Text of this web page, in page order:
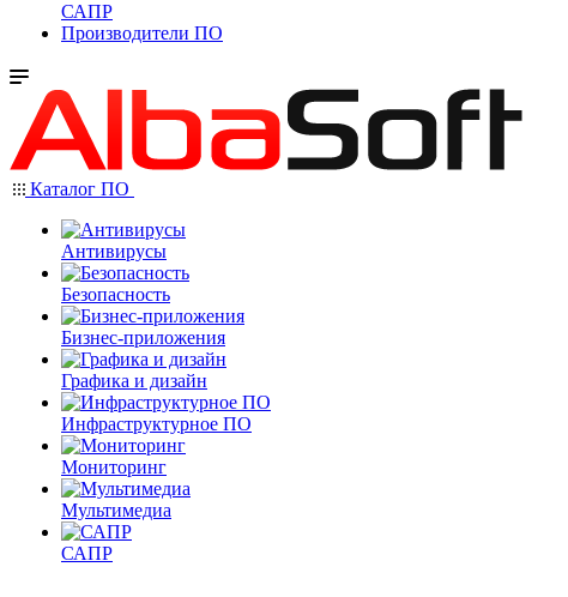
САПР
Производители ПО
Каталог ПО
Антивирусы
Безопасность
Бизнес-приложения
Графика и дизайн
Инфраструктурное ПО
Мониторинг
Мультимедиа
САПР